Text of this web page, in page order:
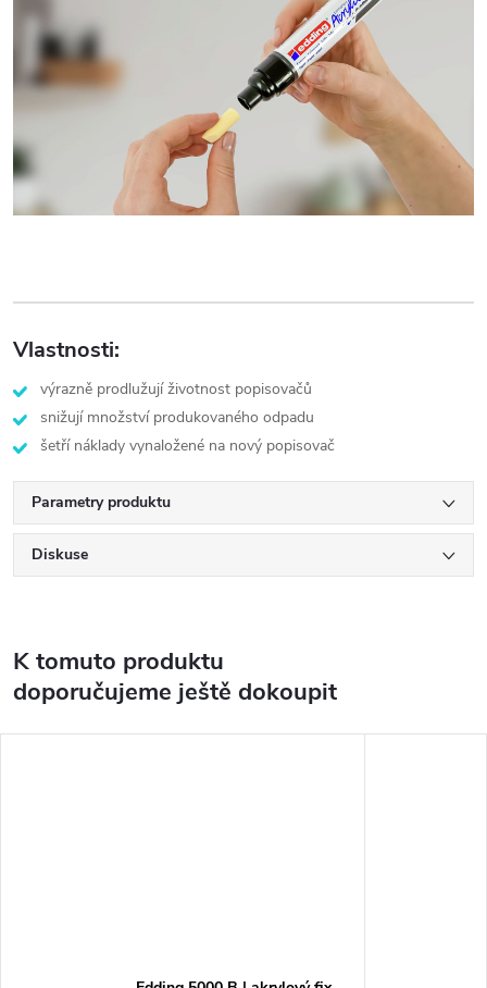
Vlastnosti:
výrazně prodlužují životnost popisovačů
snižují množství produkovaného odpadu
šetří náklady vynaložené na nový popisovač
Parametry produktu
Diskuse
K tomuto produktu
doporučujeme ještě dokoupit